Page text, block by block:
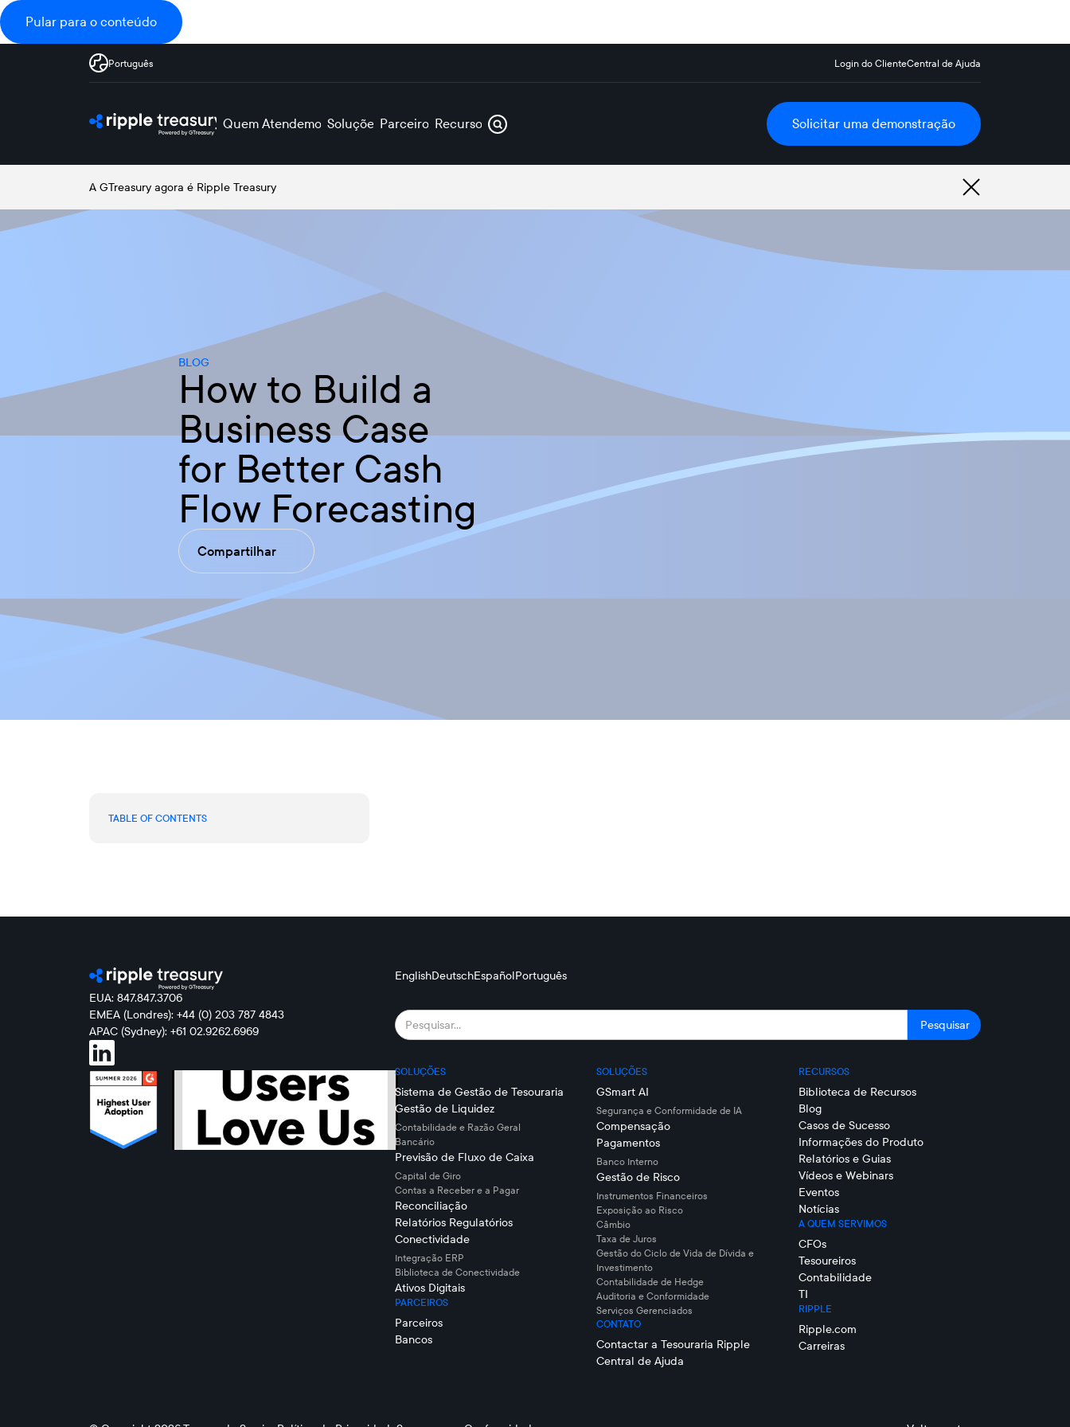
Pular para o conteúdo
Português Login do ClienteCentral de Ajuda
Quem Atendemos Soluções Parceiros Recursos Solicitar uma demonstração
A GTreasury agora é Ripple Treasury
BLOG
How to Build a
Business Case
for Better Cash
Flow Forecasting
Compartilhar
TABLE OF CONTENTS
EUA: 847.847.3706
EMEA (Londres): +44 (0) 203 787 4843
APAC (Sydney): +61 02.9262.6969
EnglishDeutschEspañolPortuguês
SOLUÇÕES
Sistema de Gestão de Tesouraria
Gestão de Liquidez
Contabilidade e Razão Geral
Bancário
Previsão de Fluxo de Caixa
Capital de Giro
Contas a Receber e a Pagar
Reconciliação
Relatórios Regulatórios
Conectividade
Integração ERP
Biblioteca de Conectividade
Ativos Digitais
PARCEIROS
Parceiros
Bancos
SOLUÇÕES
GSmart AI
Segurança e Conformidade de IA
Compensação
Pagamentos
Banco Interno
Gestão de Risco
Instrumentos Financeiros
Exposição ao Risco
Câmbio
Taxa de Juros
Gestão do Ciclo de Vida de Dívida e
Investimento
Contabilidade de Hedge
Auditoria e Conformidade
Serviços Gerenciados
CONTATO
Contactar a Tesouraria Ripple
Central de Ajuda
RECURSOS
Biblioteca de Recursos
Blog
Casos de Sucesso
Informações do Produto
Relatórios e Guias
Vídeos e Webinars
Eventos
Notícias
A QUEM SERVIMOS
CFOs
Tesoureiros
Contabilidade
TI
RIPPLE
Ripple.com
Carreiras